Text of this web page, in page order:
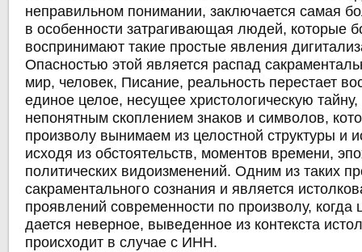
неправильном понимании, заключается самая
в особенности затрагивающая людей, которые
воспринимают такие простые явления
Опасностью этой является распад
мир, человек, Писание, реальность перестает
единое целое, несущее христологическую тайну,
непонятным скоплением знаков и символов,
произволу вынимаем из целостной структуры и
исходя из обстоятельств, моментов времени,
политических видоизменений. Одним из таких
сакраментального сознания и является
проявлений современности по произволу,
дается неверное, выведенное из контекста
происходит в случае с ИНН.